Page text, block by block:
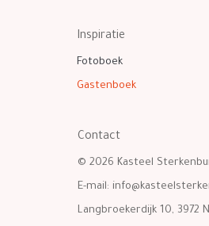
Inspiratie
Fotoboek
Gastenboek
Contact
© 2026 Kasteel
E-mail:
Langbroekerdijk 10, 3972